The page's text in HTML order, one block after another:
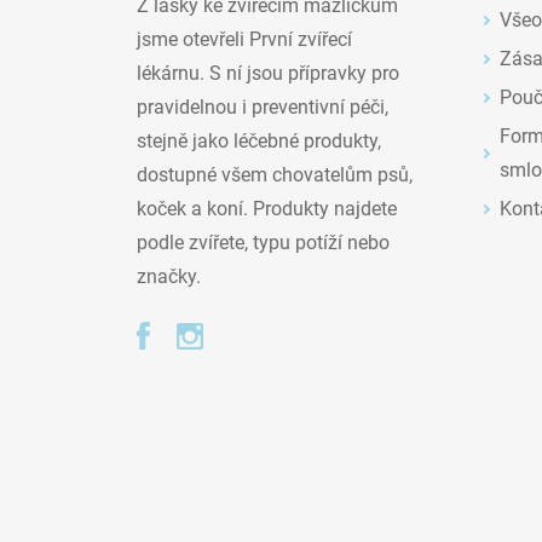
Z lásky ke zvířecím mazlíčkům
jsme otevřeli První zvířecí
lékárnu. S ní jsou přípravky pro
pravidelnou i preventivní péči,
stejně jako léčebné produkty,
dostupné všem chovatelům psů,
koček a koní. Produkty najdete
podle zvířete, typu potíží nebo
značky.